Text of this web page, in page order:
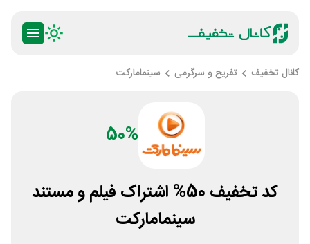
کانال تخفیف تفریح و سرگرمی سینمامارکت
50%
کد تخفیف 50% اشتراک فیلم و مستند
سینمامارکت